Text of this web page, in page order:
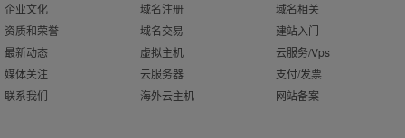
企业文化
资质和荣誉
最新动态
媒体关注
联系我们
域名注册
域名交易
虚拟主机
云服务器
海外云主机
域名相关
建站入门
云服务/Vps
支付/发票
网站备案